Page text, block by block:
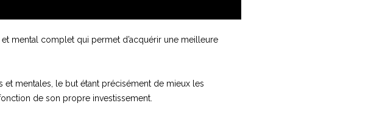
et mental complet qui permet d’acquérir une meilleure
mentales, le but étant précisément de mieux les
de son propre investissement.